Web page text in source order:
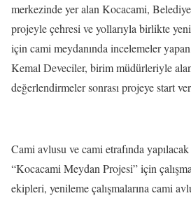
merkezinde yer alan Kocacami, Belediye
projeyle çehresi ve yollarıyla birlikte
için cami meydanında incelemeler
Kemal Deveciler, birim müdürleriyle
değerlendirmeler sonrası projeye start
Cami avlusu ve cami etrafında
“Kocacami Meydan Projesi” için
ekipleri, yenileme çalışmalarına cami